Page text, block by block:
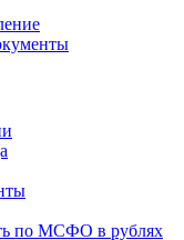
по МСФО в рублях